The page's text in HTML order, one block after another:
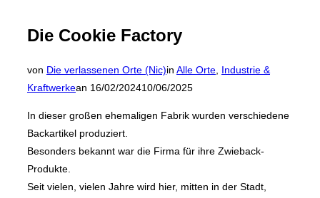
Die Cookie Factory
von Die verlassenen Orte (Nic)in Alle Orte Industrie &
Kraftwerkean Veröffentlicht
16/02/202410/06/2025
In dieser großen ehemaligen Fabrik wurden verschiedene
Backartikel produziert.
Besonders bekannt war die Firma für ihre Zwieback-
Produkte.
Seit vielen, vielen Jahre wird hier, mitten in der Stadt,